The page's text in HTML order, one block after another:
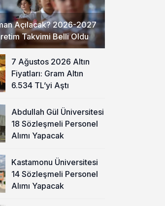
Açılacak? 2026-2027
Takvimi Belli Oldu
7 Ağustos 2026 Altın
Fiyatları: Gram Altın
6.534 TL’yi Aştı
Abdullah Gül Üniversitesi
18 Sözleşmeli Personel
Alımı Yapacak
Kastamonu Üniversitesi
14 Sözleşmeli Personel
Alımı Yapacak